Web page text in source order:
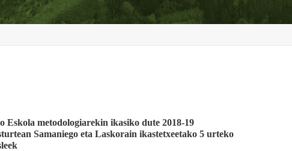
Eskola metodologiarekin ikasiko dute 2018-19
Samaniego eta Laskorain ikastetxeetako 5 urteko